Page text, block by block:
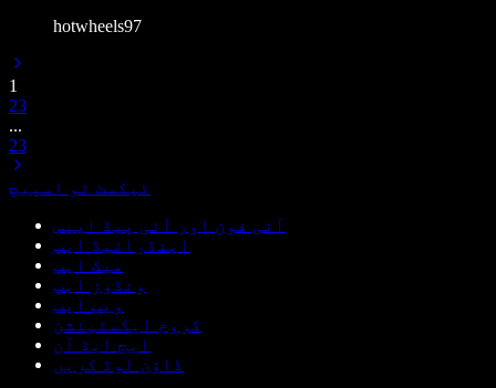
hotwheels97
1
23
...
23
ٹیکسٹ ٹو اسپیچ
آئی فون اور آئی پیڈ ایپس
اینڈرائیڈ ایپ
میک ایپ
ونڈوز ایپ
ویب ایپ
کروم ایکسٹینشن
ایج ایڈ آن
ڈاؤن لوڈ کریں